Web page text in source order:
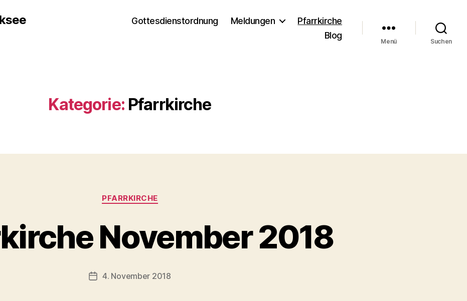
Gottesdienstordnung Meldungen
Pfarrkirche
Blog
Menü Suchen
Kategorie: Pfarrkirche
Kategorien
PFARRKIRCHE
November 2018
Veröffentlichungsdatum
4. November 2018